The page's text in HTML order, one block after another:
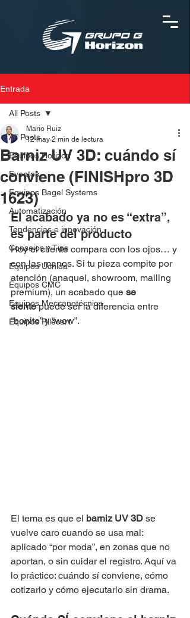
Entrada
All Posts
Equipos Horizon
Eventos
Equipos Bagel Systems
Automatización
Tendencias e innovación
Consejos y Tips
Equipos Uchida
Equipos CMC
Equipos Meccanotécnica
Equipos Rilecart
All Posts
Barniz UV 3D: cuándo sí
conviene (FINISHpro 3D
1623)
Mario Ruiz
12 may 2 min de lectura
El acabado ya no es “extra”,
es parte del producto
Hoy el cliente compara con los ojos… y
con las manos. Si tu pieza compite por
atención (anaquel, showroom, mailing
premium), un acabado que se
siente puede ser la diferencia entre
“bonito” y “wow”.
El tema es que el barniz UV 3D se
vuelve caro cuando se usa mal:
aplicado “por moda”, en zonas que no
aportan, o sin cuidar el registro. Aquí va
lo práctico: cuándo sí conviene, cómo
cotizarlo y cómo ejecutarlo sin drama.